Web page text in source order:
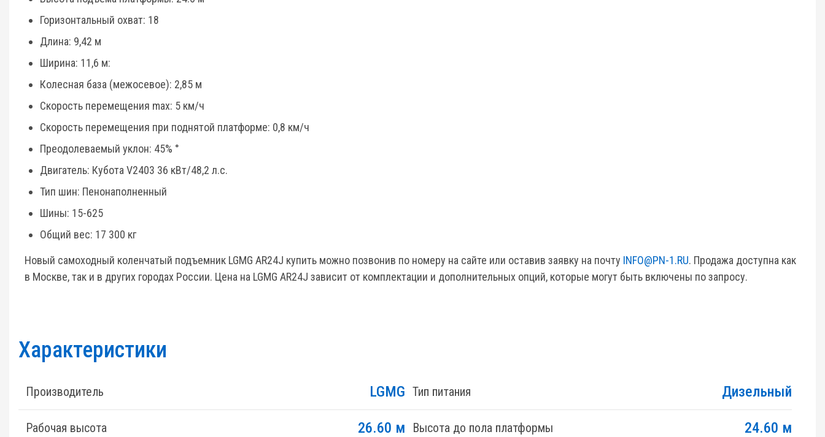
Горизонтальный охват: 18
Длина: 9,42 м
Ширина: 11,6 м:
Колесная база (межосевое): 2,85 м
Скорость перемещения max: 5 км/ч
Скорость перемещения при поднятой платформе: 0,8 км/ч
Преодолеваемый уклон: 45% °
Двигатель: Кубота V2403 36 кВт/48,2 л.с.
Тип шин: Пенонаполненный
Шины: 15-625
Общий вес: 17 300 кг
Новый самоходный коленчатый подъемник LGMG AR24J купить можно позвонив по номеру на сайте или оставив заявку на почту INFO@PN-1.RU. Продажа доступна как
в Москве, так и в других городах России. Цена на LGMG AR24J зависит от комплектации и дополнительных опций, которые могут быть включены по запросу.
Характеристики
Производитель LGMG Тип питания Дизельный
Рабочая высота 26.60 м Высота до пола платформы 24.60 м